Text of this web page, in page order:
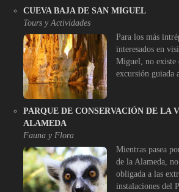
CUEVA BAJA DE SAN MIGUEL
Tours y Actividades
Para los más
interesados en
Miguel, no existe
excursión guiada
PARQUE DE CONSERVACIÓN DE LA
ALAMEDA
Fauna y Flora
Mientras pasea
de la Alameda,
obligada a las
instalaciones del